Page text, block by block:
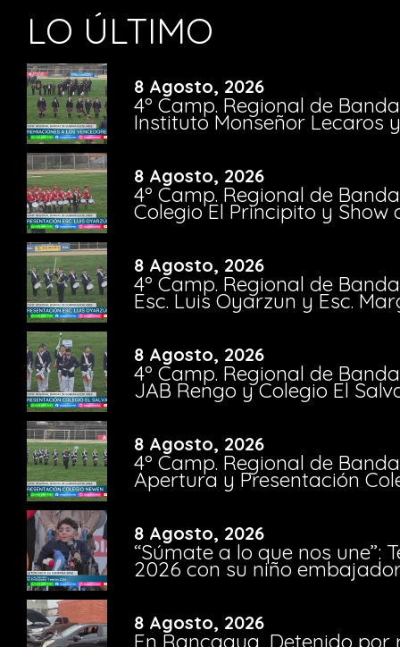
LO ÚLTIMO
8 Agosto, 2026
4º Camp. Regional de
Instituto Monseñor Lecaros
8 Agosto, 2026
4º Camp. Regional de
Colegio El Principito y Show
8 Agosto, 2026
4º Camp. Regional de
Esc. Luis Oyarzun y Esc.
8 Agosto, 2026
4º Camp. Regional de
JAB Rengo y Colegio El
8 Agosto, 2026
4º Camp. Regional de
Apertura y Presentación
8 Agosto, 2026
“Súmate a lo que nos une”:
2026 con su niño
8 Agosto, 2026
En Rancagua, Detenido por